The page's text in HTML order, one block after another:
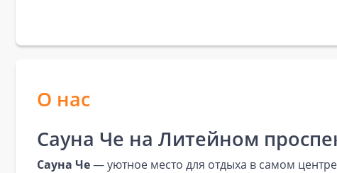
О нас
Сауна Че на Литейном
Сауна Че— уютное место для отдыха в самом